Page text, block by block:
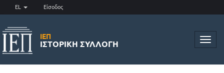
EL Είσοδος
ΙΕΠ
ΙΣΤΟΡΙΚΉ ΣΥΛΛΟΓΉ